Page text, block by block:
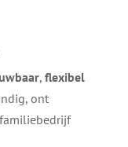
, flexibel
ont